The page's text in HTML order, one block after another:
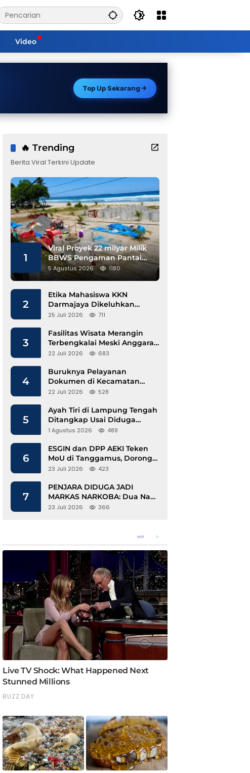
Video
Top Up Sekarang
🔥 Trending
Berita Viral Terkini Update
1
Viral Proyek 22 milyar Milik
BBWS Pengaman Pantai
Pesisir Barat Diduga
Gunakan Besi Banci
5 Agustus 2026 1180
2
Etika Mahasiswa KKN
Darmajaya Dikeluhkan
Kepala Pekon Sinar Jawa
25 Juli 2026 711
3
Fasilitas Wisata Merangin
Terbengkalai Meski Anggaran
Perawatan Terus Mengalir
22 Juli 2026 683
4
Buruknya Pelayanan
Dokumen di Kecamatan
Pangkalan Susu, Kinerja
22 Juli 2026 528
5
Ayah Tiri di Lampung Tengah
Ditangkap Usai Diduga
Hamili Anak di Bawah Umur
1 Agustus 2026 489
6
ESGIN dan DPP AEKI Teken
MoU di Tanggamus, Dorong
Ekonomi Hijau Berbasis Kopi
23 Juli 2026 423
7
PENJARA DIDUGA JADI
MARKAS NARKOBA: Dua Napi
Rajabasa Bebas Gunakan HP,
23 Juli 2026 366